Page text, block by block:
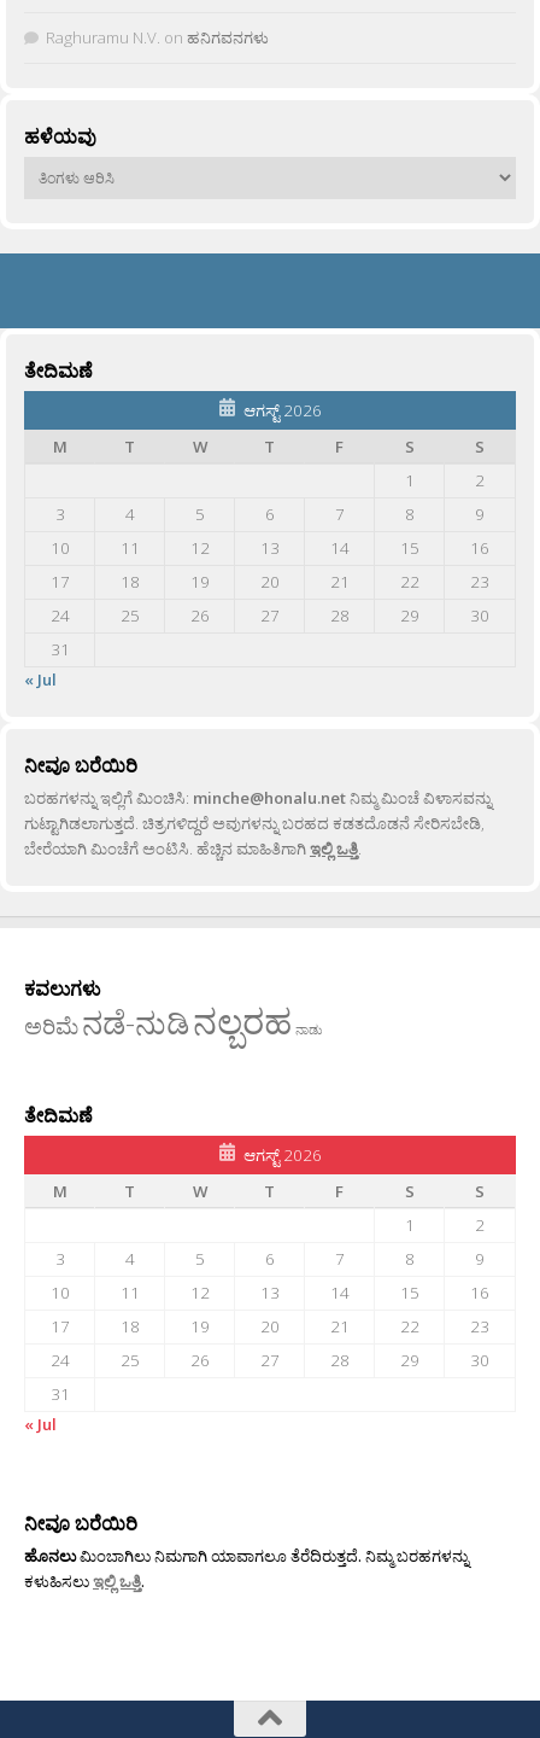
Raghuramu N.V. on ಹನಿಗವನಗಳು
ಹಳೆಯವು
ಹಳೆಯವು
ತೇದಿಮಣೆ
ಆಗಸ್ಟ್ 2026
M
T W T F S
S
1
2
3
4 5 6 7 8
9
10
11 12 13 14 15
16
17
18 19 20 21 22
23
24
25 26 27 28 29
30
31
« Jul
ನೀವೂ ಬರೆಯಿರಿ
ಬರಹಗಳನ್ನು ಇಲ್ಲಿಗೆ ಮಿಂಚಿಸಿ: minche@honalu.netನಿಮ್ಮ ಮಿಂಚೆ ವಿಳಾಸವನ್ನು
ಗುಟ್ಟಾಗಿಡಲಾಗುತ್ತದೆ. ಚಿತ್ರಗಳಿದ್ದರೆ ಅವುಗಳನ್ನು ಬರಹದ ಕಡತದೊಡನೆ ಸೇರಿಸಬೇಡಿ,
ಬೇರೆಯಾಗಿ ಮಿಂಚೆಗೆ ಅಂಟಿಸಿ. ಹೆಚ್ಚಿನ ಮಾಹಿತಿಗಾಗಿಇಲ್ಲಿ ಒತ್ತಿ.
ಕವಲುಗಳು
ಅರಿಮೆನಡೆ-ನುಡಿನಲ್ಬರಹ ನಾಡು
ತೇದಿಮಣೆ
ಆಗಸ್ಟ್ 2026
M
T W T F S
S
1
2
3
4 5 6 7 8
9
10
11 12 13 14 15
16
17
18 19 20 21 22
23
24
25 26 27 28 29
30
31
« Jul
ನೀವೂ ಬರೆಯಿರಿ
ಹೊನಲುಮಿಂಬಾಗಿಲು ನಿಮಗಾಗಿ ಯಾವಾಗಲೂ ತೆರೆದಿರುತ್ತದೆ. ನಿಮ್ಮ ಬರಹಗಳನ್ನು
ಕಳುಹಿಸಲುಇಲ್ಲಿ ಒತ್ತಿ.